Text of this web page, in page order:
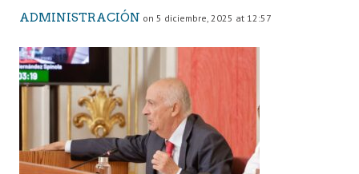
ADMINISTRACIÓN on 5 diciembre, 2025 at 12:57